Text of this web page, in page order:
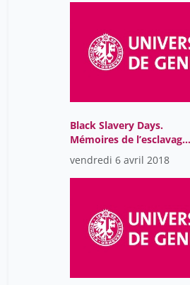
Black Slavery Days.
Mémoires de l’esclavage
dans le roots reggae
jamaïcain des années 70
vendredi 6 avril 2018